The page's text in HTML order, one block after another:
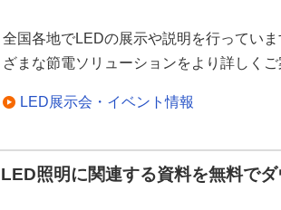
全国各地でLEDの展示や説明を行ってい
ざまな節電ソリューションをより詳しくご
LED展示会・イベント情報
LED照明に関連する資料を無料で